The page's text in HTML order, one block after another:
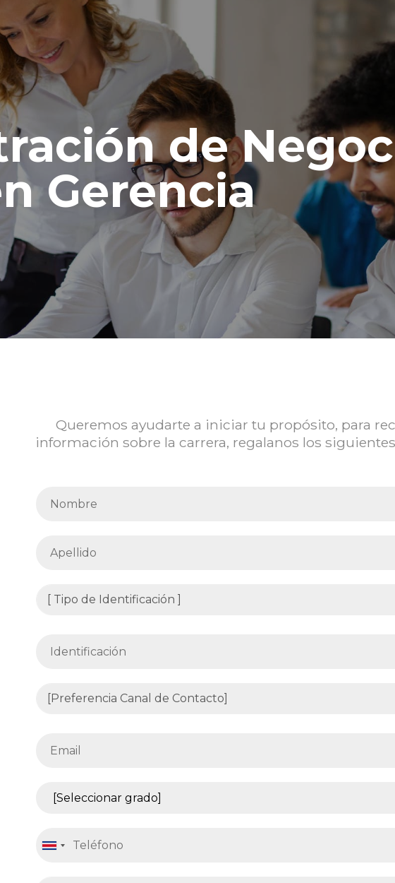
de
Gerencia
Queremos ayudarte a iniciar tu propósito, para
información sobre la carrera, regalanos los